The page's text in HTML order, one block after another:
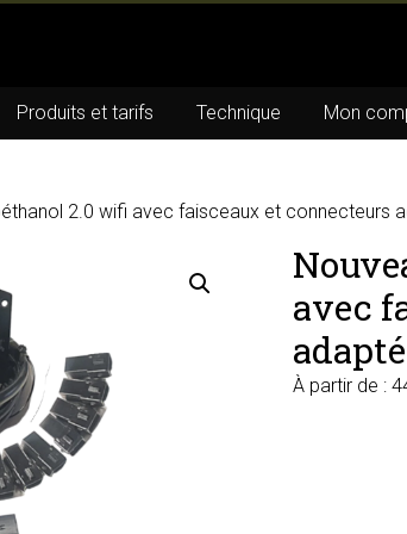
Produits et tarifs Technique Mon
2.0 wifi avec faisceaux et connecteurs
avec
À partir de :